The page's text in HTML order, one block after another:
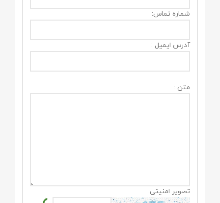
شماره تماس:
آدرس ایمیل :
متن :
تصویر امنیتی: